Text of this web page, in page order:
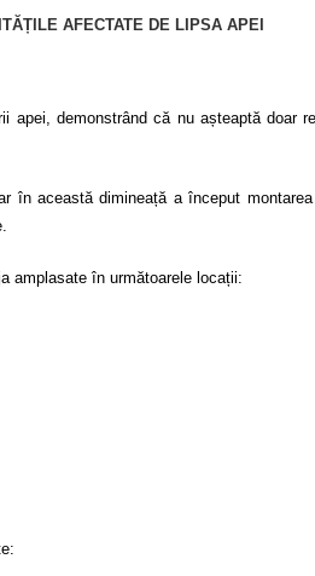
AFECTATE DE LIPSA APEI
apei, demonstrând că nu așteaptă doar
în această dimineață a început
amplasate în următoarele locații: